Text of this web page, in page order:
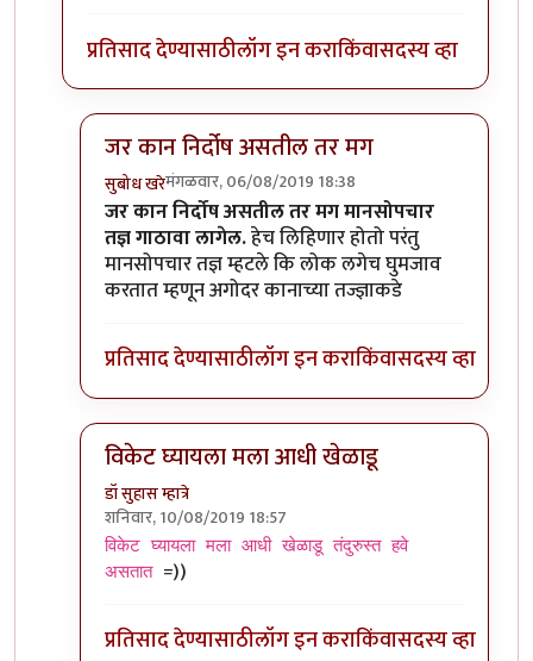
प्रतिसाद देण्यासाठीलॉग इन कराकिंवासदस्य व्हा
जर कान निर्दोष असतील तर मग
सुबोध खरेमंगळवार, 06/08/2019 18:38
In reply toकान बंद केल्यावर जर आवाज ऐकू
जर कान निर्दोष असतील तर मग मानसोपचार
तज्ञ गाठावा लागेल.हेच लिहिणार होतो परंतु
मानसोपचार तज्ञ म्हटले कि लोक लगेच घुमजाव
करतात म्हणून अगोदर कानाच्या तज्ज्ञाकडे
प्रतिसाद देण्यासाठीलॉग इन कराकिंवासदस्य व्हा
विकेट घ्यायला मला आधी खेळाडू
डॉ सुहास म्हात्रे
शनिवार, 10/08/2019 18:57
In reply to कान बंद केल्यावर जर आवाज ऐकू
विकेट घ्यायला मला आधी खेळाडू तंदुरुस्त हवे
असतात =))
प्रतिसाद देण्यासाठीलॉग इन कराकिंवासदस्य व्हा